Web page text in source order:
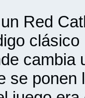
Red
cambia
se